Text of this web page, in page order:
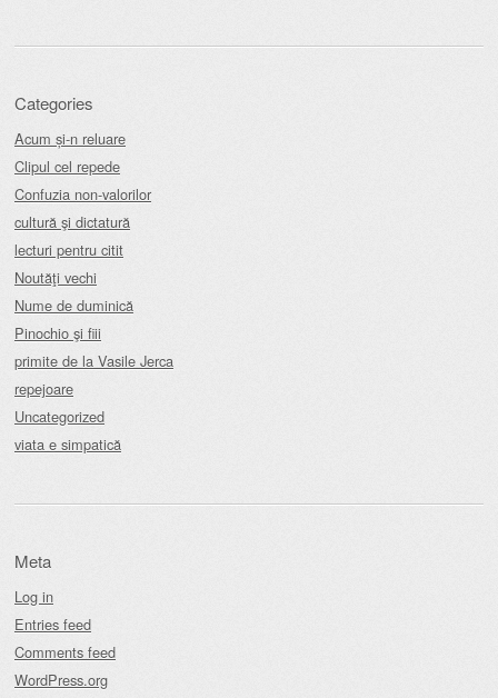
Categories
Acum și-n reluare
Clipul cel repede
Confuzia non-valorilor
cultură şi dictatură
lecturi pentru citit
Noutăţi vechi
Nume de duminică
Pinochio şi fiii
primite de la Vasile Jerca
repejoare
Uncategorized
viata e simpatică
Meta
Log in
Entries feed
Comments feed
WordPress.org